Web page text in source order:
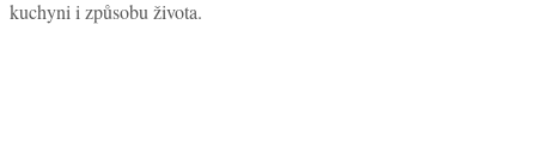
kuchyni i způsobu života.